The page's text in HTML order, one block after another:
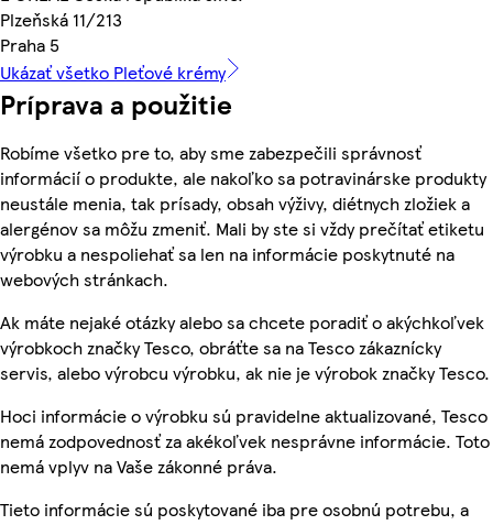
Plzeňská 11/213
Praha 5
Ukázať všetko Pleťové krémy
Príprava a použitie
Robíme všetko pre to, aby sme zabezpečili správnosť
informácií o produkte, ale nakoľko sa potravinárske produkty
neustále menia, tak prísady, obsah výživy, diétnych zložiek a
alergénov sa môžu zmeniť. Mali by ste si vždy prečítať etiketu
výrobku a nespoliehať sa len na informácie poskytnuté na
webových stránkach.
Ak máte nejaké otázky alebo sa chcete poradiť o akýchkoľvek
výrobkoch značky Tesco, obráťte sa na Tesco zákaznícky
servis, alebo výrobcu výrobku, ak nie je výrobok značky Tesco.
Hoci informácie o výrobku sú pravidelne aktualizované, Tesco
nemá zodpovednosť za akékoľvek nesprávne informácie. Toto
nemá vplyv na Vaše zákonné práva.
Tieto informácie sú poskytované iba pre osobnú potrebu, a